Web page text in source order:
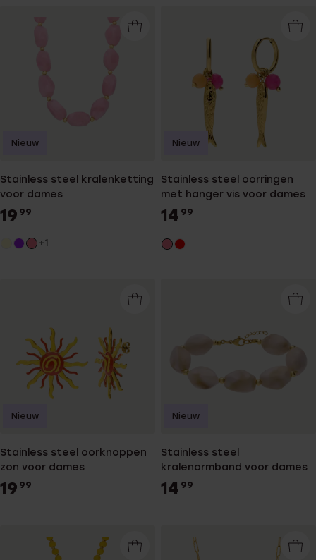
Stainless steel kralenketting
voor dames
19 99
+1
Nieuw
Stainless steel oorringen
met hanger vis voor dames
14 99
Nieuw
Stainless steel oorknoppen
zon voor dames
19 99
Nieuw
Stainless steel
kralenarmband voor dames
14 99
Nieuw